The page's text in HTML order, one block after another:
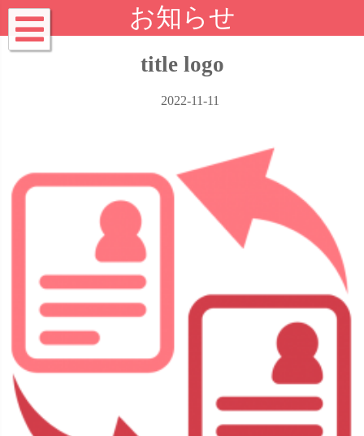
お知らせ
title logo
2022-11-11